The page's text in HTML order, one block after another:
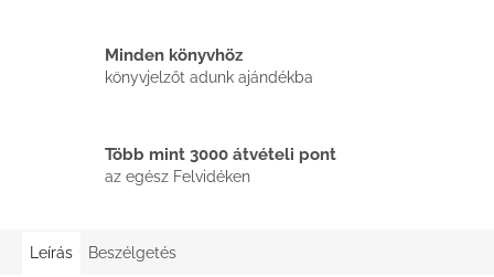
Minden könyvhöz
könyvjelzőt adunk ajándékba
Több mint 3000 átvételi pont
az egész Felvidéken
Leírás Beszélgetés